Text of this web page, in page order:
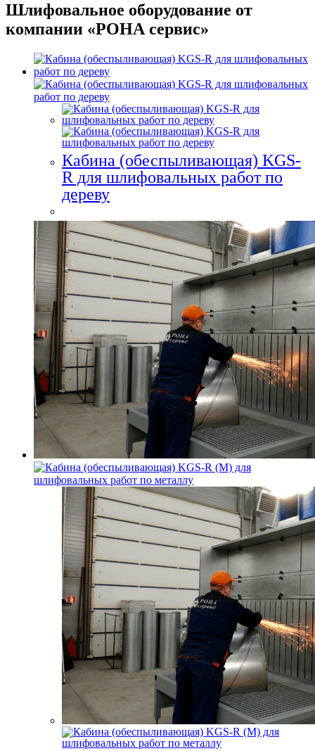
Шлифовальное оборудование от
компании «РОНА сервис»
Кабина (обеспыливающая) KGS-
R для шлифовальных работ по
дереву